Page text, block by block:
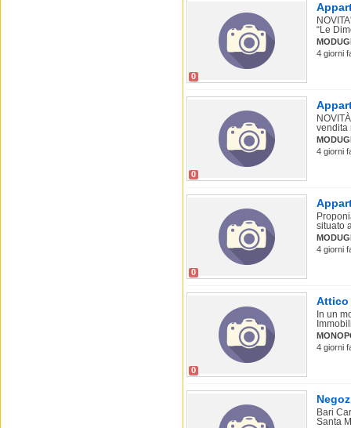
0
“Le
4 giorni
0
vendita
4 giorni
0
situato
4 giorni
0
Attico
In un
4 giorni
Bari
Santa